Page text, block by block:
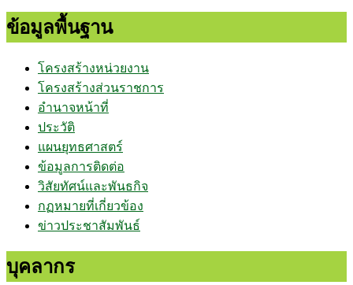
ข้อมูลพื้นฐาน
โครงสร้างหน่วยงาน
โครงสร้างส่วนราชการ
อำนาจหน้าที่
ประวัติ
แผนยุทธศาสตร์
ข้อมูลการติดต่อ
วิสัยทัศน์และพันธกิจ
กฏหมายที่เกี่ยวข้อง
ข่าวประชาสัมพันธ์
บุคลากร